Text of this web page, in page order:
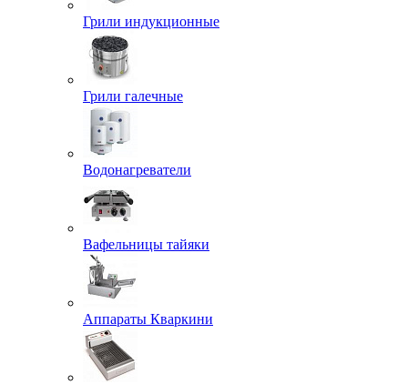
Грили индукционные
Грили галечные
Водонагреватели
Вафельницы тайяки
Аппараты Кваркини